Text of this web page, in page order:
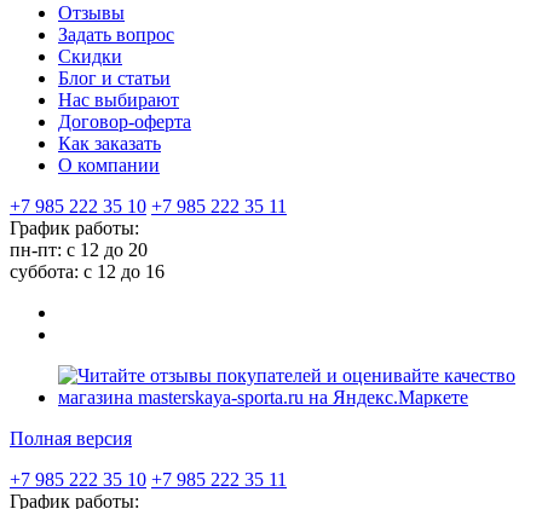
Отзывы
Задать вопрос
Скидки
Блог и статьи
Нас выбирают
Договор-оферта
Как заказать
О компании
+7 985 222 35 10 +7 985 222 35 11
График работы:
пн-пт: с 12 до 20
суббота: c 12 до 16
Полная версия
+7 985 222 35 10 +7 985 222 35 11
График работы: